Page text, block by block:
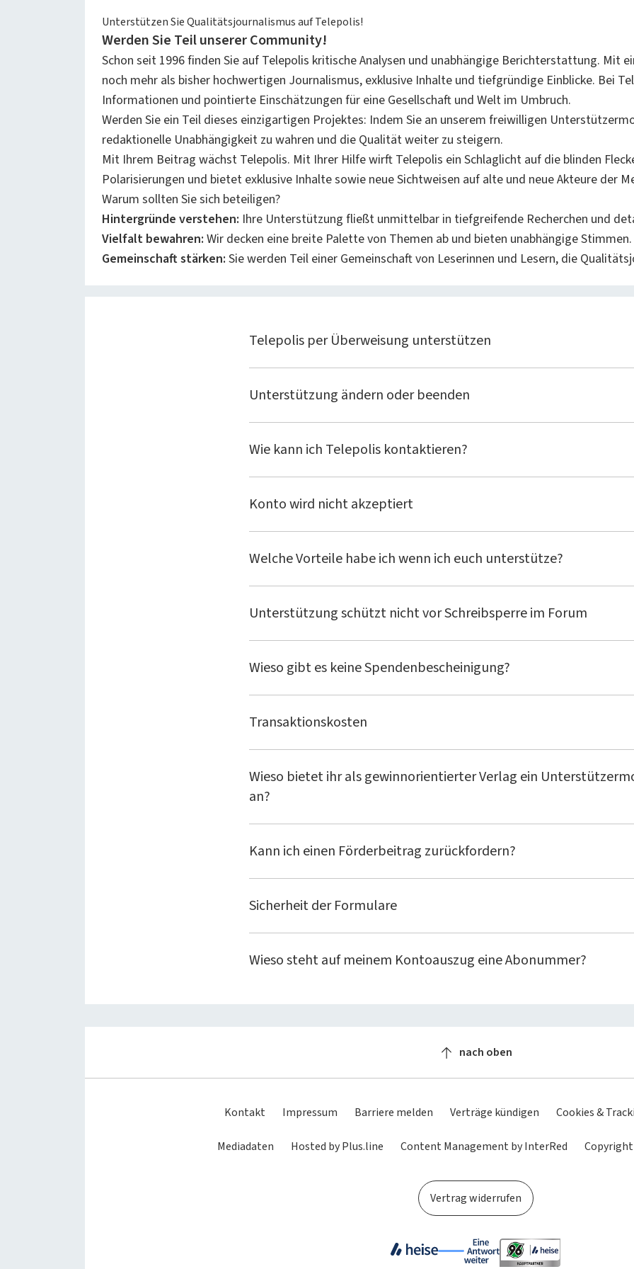
Unterstützen Sie Qualitätsjournalismus auf Telepolis!
Werden Sie Teil unserer Community!
Schon seit 1996 finden Sie auf Telepolis kritische Analysen und unabhängige Berichterstattung. Mit
noch mehr als bisher hochwertigen Journalismus, exklusive Inhalte und tiefgründige Einblicke. Bei
Informationen und pointierte Einschätzungen für eine Gesellschaft und Welt im Umbruch.
Werden Sie ein Teil dieses einzigartigen Projektes: Indem Sie an unserem freiwilligen
redaktionelle Unabhängigkeit zu wahren und die Qualität weiter zu steigern.
Mit Ihrem Beitrag wächst Telepolis. Mit Ihrer Hilfe wirft Telepolis ein Schlaglicht auf die blinden
Polarisierungen und bietet exklusive Inhalte sowie neue Sichtweisen auf alte und neue Akteure der
Warum sollten Sie sich beteiligen?
Hintergründe verstehen: Ihre Unterstützung fließt unmittelbar in tiefgreifende Recherchen und
Vielfalt bewahren: Wir decken eine breite Palette von Themen ab und bieten unabhängige Stimmen.
Gemeinschaft stärken: Sie werden Teil einer Gemeinschaft von Leserinnen und Lesern, die
Telepolis per Überweisung unterstützen
Unterstützung ändern oder beenden
Wie kann ich Telepolis kontaktieren?
Konto wird nicht akzeptiert
Welche Vorteile habe ich wenn ich euch unterstütze?
Unterstützung schützt nicht vor Schreibsperre im Forum
Wieso gibt es keine Spendenbescheinigung?
Transaktionskosten
Wieso bietet ihr als gewinnorientierter Verlag ein
an?
Kann ich einen Förderbeitrag zurückfordern?
Sicherheit der Formulare
Wieso steht auf meinem Kontoauszug eine Abonummer?
nach oben
Kontakt Impressum Barriere melden Verträge kündigen Cookies &
Mediadaten Hosted by Plus.line Content Management by InterRed Copyright
Vertrag widerrufen